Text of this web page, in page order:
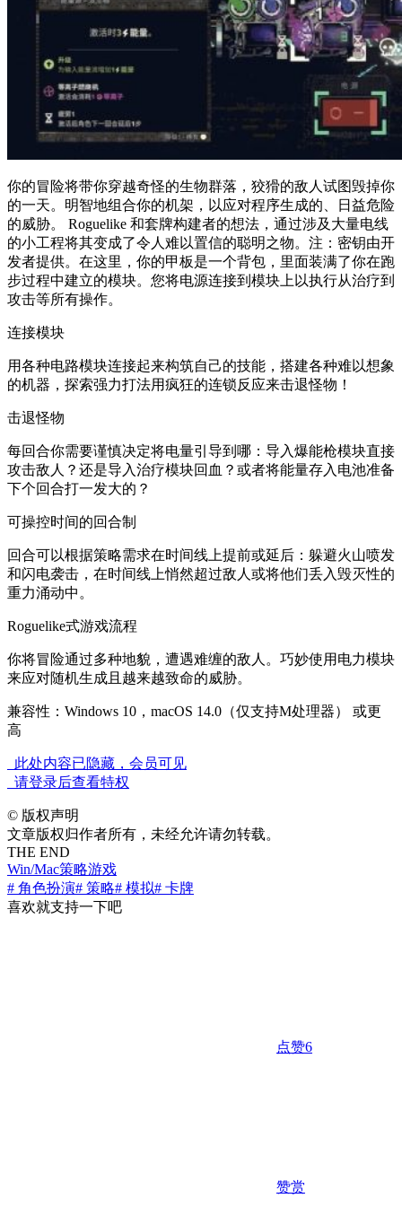
你的冒险将带你穿越奇怪的生物群落，狡猾的敌人试图毁掉你
的一天。明智地组合你的机架，以应对程序生成的、日益危险
的威胁。 Roguelike 和套牌构建者的想法，通过涉及大量电线
的小工程将其变成了令人难以置信的聪明之物。注：密钥由开
发者提供。在这里，你的甲板是一个背包，里面装满了你在跑
步过程中建立的模块。您将电源连接到模块上以执行从治疗到
攻击等所有操作。
连接模块
用各种电路模块连接起来构筑自己的技能，搭建各种难以想象
的机器，探索强力打法用疯狂的连锁反应来击退怪物！
击退怪物
每回合你需要谨慎决定将电量引导到哪：导入爆能枪模块直接
攻击敌人？还是导入治疗模块回血？或者将能量存入电池准备
下个回合打一发大的？
可操控时间的回合制
回合可以根据策略需求在时间线上提前或延后：躲避火山喷发
和闪电袭击，在时间线上悄然超过敌人或将他们丢入毁灭性的
重力涌动中。
Roguelike式游戏流程
你将冒险通过多种地貌，遭遇难缠的敌人。巧妙使用电力模块
来应对随机生成且越来越致命的威胁。
兼容性：Windows 10，macOS 14.0（仅支持M处理器） 或更
高
此处内容已隐藏，会员可见
请登录后查看特权
© 版权声明
文章版权归作者所有，未经允许请勿转载。
THE END
Win/Mac策略游戏
# 角色扮演# 策略# 模拟# 卡牌
喜欢就支持一下吧
点赞6
赞赏